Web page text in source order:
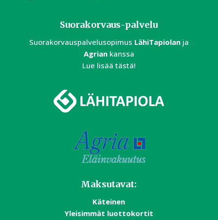
Suorakorvaus-palvelu
Suorakorvauspalvelusopimus LähiTapiolanja
Agriankanssa
Lue lisää tästä!
Maksutavat:
Käteinen
Yleisimmät luottokortit